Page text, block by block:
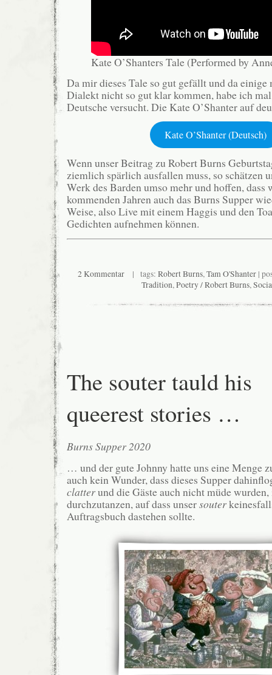
Kate O’Shanters Tale (Performed by
Da mir dieses Tale so gut gefällt und da
Dialekt nicht so gut klar kommen, habe ich
Deutsche versucht. Die Kate O’Shanter auf
Kate O’Shanter (Deutsch)
Wenn unser Beitrag zu Robert Burns
ziemlich spärlich ausfallen muss, so schätzen
Werk des Barden umso mehr und hoffen, dass
kommenden Jahren auch das Burns Supper
Weise, also Live mit einem Haggis und den
Gedichten aufnehmen können.
2 Kommentar| tags: Robert Burns,Tam O'Shanter|
Tradition,Poetry / Robert Burns,
The souter tauld his
queerest stories …
Burns Supper 2020
… und der gute Johnny hatte uns eine Menge
auch kein Wunder, dass dieses Supper
clatterund die Gäste auch nicht müde
durchzutanzen, auf dass unsersouter
Auftragsbuch dastehen sollte.